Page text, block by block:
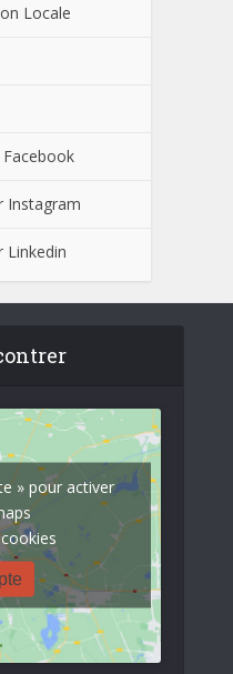
Locale
Instagram
Linkedin
» pour activer